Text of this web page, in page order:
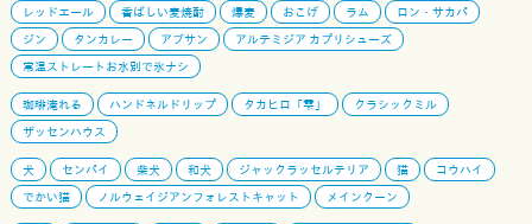
レッドエール
香ばしい麦焼酎 爆麦 おこげ ラム
ロン・サカパ
ジン
タンカレー アブサン
アルテミジア カプリシューズ
常温ストレートお水別で氷ナシ
珈琲淹れる ハンドネルドリップ タカヒロ「雫」
クラシックミル
ザッセンハウス
犬 センパイ 柴犬 和犬 ジャックラッセルテリア 猫
コウハイ
でかい猫
ノルウェイジアンフォレストキャット メインクーン